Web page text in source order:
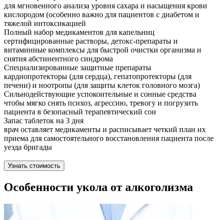
для мгновенного анализа уровня сахара и насыщения крови
кислородом (особенно важно для пациентов с диабетом и
тяжелой интоксикацией
Полный набор медикаментов для капельниц
сертифицированные растворы, детокс-препараты и
витаминные комплексы для быстрой очистки организма и
снятия абстинентного синдрома
Специализированные защитные препараты
кардиопротекторы (для сердца), гепатопротекторы (для
печени) и ноотропы (для защиты клеток головного мозга)
Сильнодействующие успокоительные и сонные средства
чтобы мягко снять психоз, агрессию, тревогу и погрузить
пациента в безопасный терапевтический сон
Запас таблеток на 3 дня
врач оставляет медикаменты и расписывает четкий план их
приема для самостоятельного восстановления пациента после
уезда бригады
Узнать стоимость
Особенности укола от алкоголизма